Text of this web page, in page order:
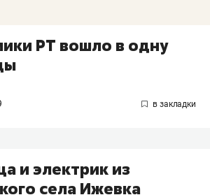
РТ вошло в одну
и электрик из
села Ижевка